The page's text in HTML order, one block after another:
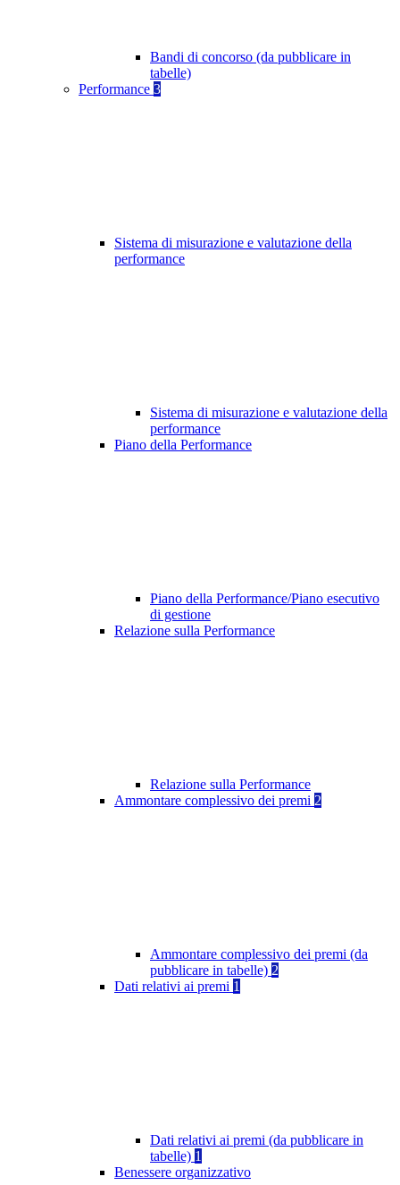
Bandi di concorso (da pubblicare in
tabelle)
Performance 3
Sistema di misurazione e valutazione della
performance
Sistema di misurazione e valutazione della
performance
Piano della Performance
Piano della Performance/Piano esecutivo
di gestione
Relazione sulla Performance
Relazione sulla Performance
Ammontare complessivo dei premi 2
Ammontare complessivo dei premi (da
pubblicare in tabelle) 2
Dati relativi ai premi 1
Dati relativi ai premi (da pubblicare in
tabelle) 1
Benessere organizzativo